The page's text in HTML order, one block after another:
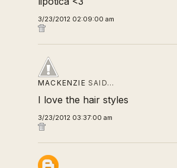
3/23/2012 02:09:00 am
MACKENZIE SAID…
I love the hair styles
3/23/2012 03:37:00 am